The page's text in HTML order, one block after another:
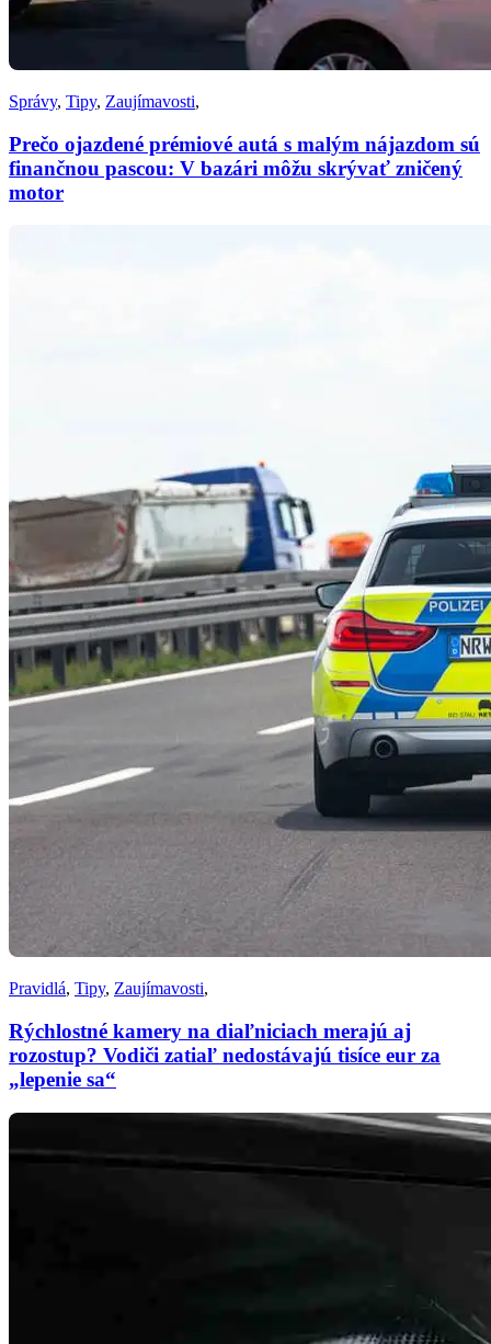
Správy, Tipy, Zaujímavosti,
Prečo ojazdené prémiové autá s malým nájazdom sú
finančnou pascou: V bazári môžu skrývať zničený
motor
Pravidlá, Tipy, Zaujímavosti,
Rýchlostné kamery na diaľniciach merajú aj
rozostup? Vodiči zatiaľ nedostávajú tisíce eur za
„lepenie sa“